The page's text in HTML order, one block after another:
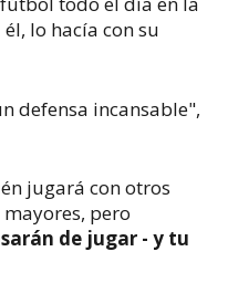
lo hacía con su
defensa incansable",
jugará con otros
pero
de jugar - y tu